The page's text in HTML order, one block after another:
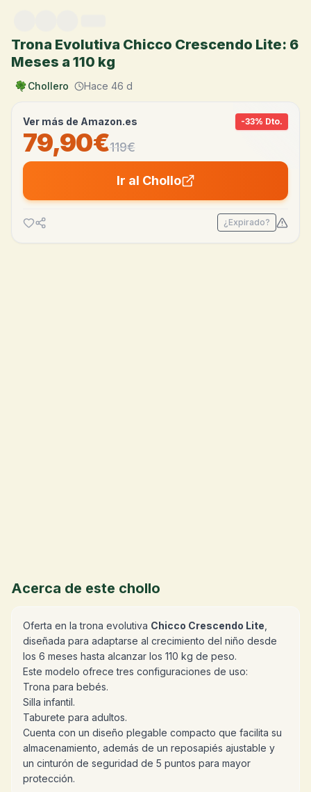
Trona Evolutiva Chicco Crescendo Lite: 6
Meses a 110 kg
Chollero Hace 46 d
Ver más de Amazon.es -33% Dto.
79,90€119€
Ir al Chollo
¿Expirado?
Acerca de este chollo
Oferta en la trona evolutiva Chicco Crescendo Lite
diseñada para adaptarse al crecimiento del niño desde
los 6 meses hasta alcanzar los 110 kg de peso.
Este modelo ofrece tres configuraciones de uso:
Trona para bebés.
Silla infantil.
Taburete para adultos.
Cuenta con un diseño plegable compacto que facilita su
almacenamiento, además de un reposapiés ajustable y
un cinturón de seguridad de 5 puntos para mayor
protección.